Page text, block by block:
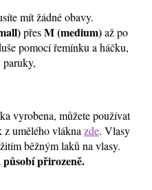
mít žádné obavy.
přesM (medium)až po
pomocí řemínku a háčku,
vyrobena, můžete používat
z umělého vláknazde. Vlasy
běžným laků na vlasy.
působí přirozeně.